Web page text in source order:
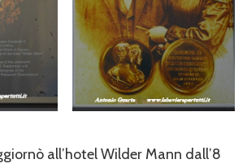
all’hotel Wilder Mann dall’8